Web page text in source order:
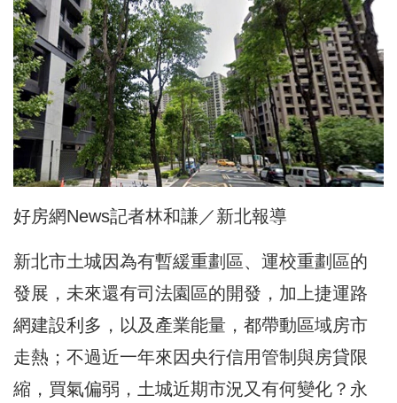
好房網News記者林和謙／新北報導
新北市土城因為有暫緩重劃區、運校重劃區的
發展，未來還有司法園區的開發，加上捷運路
網建設利多，以及產業能量，都帶動區域房市
走熱；不過近一年來因央行信用管制與房貸限
縮，買氣偏弱，土城近期市況又有何變化？永